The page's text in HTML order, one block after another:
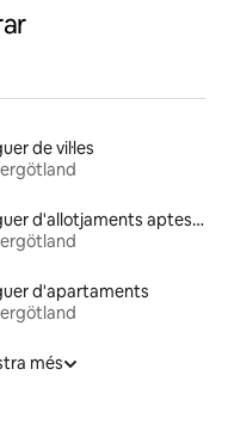
de vil·les
Lloguer d'allotjaments aptes per a animals de companyia
d'apartaments
més